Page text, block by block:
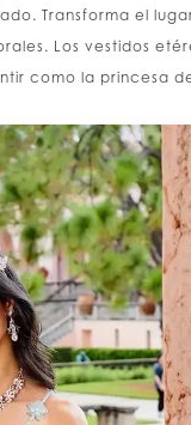
Transforma el
Los vestidos
como la princesa